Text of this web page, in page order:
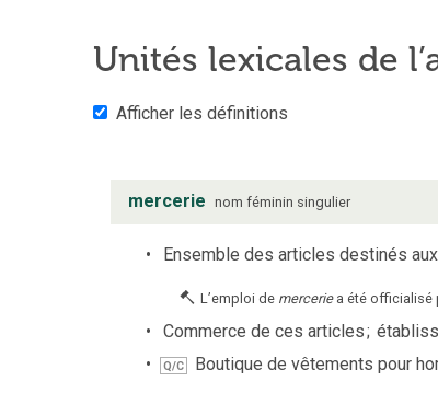
Unités lexicales de
Afficher les définitions
mercerie nom féminin singulier
Ensemble des articles destinés
L’emploi de mercerie a été officialisé
Commerce de ces articles;
Q/C Boutique de vêtements pour